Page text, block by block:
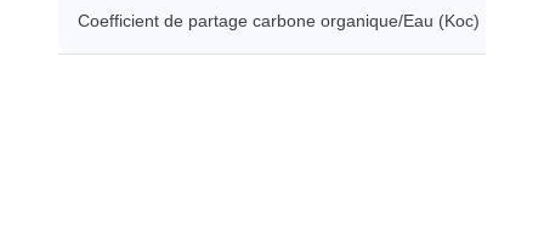
Coefficient de partage carbone organique/Eau (Koc)